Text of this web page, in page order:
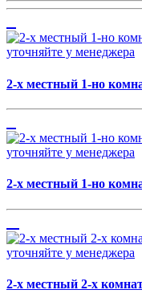
уточняйте у менеджера
2-х местный 1-но
уточняйте у менеджера
2-х местный 1-но
уточняйте у менеджера
2-х местный 2-х